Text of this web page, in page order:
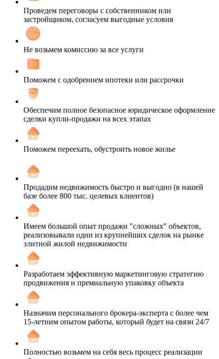
Проведем переговоры с собственником или
застройщиком, согласуем выгодные условия
Не возьмем комиссию за все услуги
Поможем с одобрением ипотеки или рассрочки
Обеспечим полное безопасное юридическое оформление
сделки купли-продажи на всех этапах
Поможем переехать, обустроить новое жилье
Продадим недвижимость быстро и выгодно (в нашей
базе более 800 тыс. целевых клиентов)
Имеем большой опыт продажи "сложных" объектов,
реализовывали одни из крупнейших сделок на рынке
элитной жилой недвижимости
Разработаем эффективную маркетинговую стратегию
продвижения и премиальную упаковку объекта
Назначим персонального брокера-эксперта с более чем
15-летним опытом работы, который будет на связи 24/7
Полностью возьмем на себя весь процесс реализации